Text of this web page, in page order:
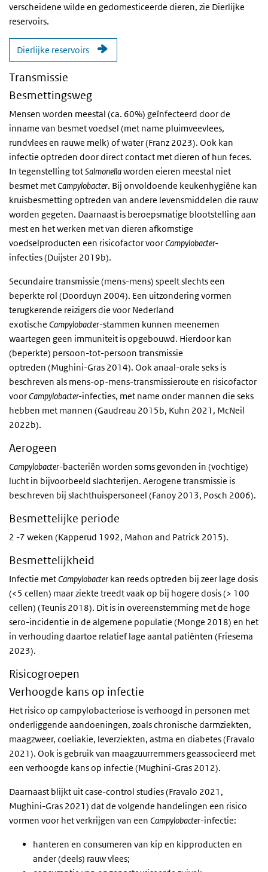
verscheidene wilde en gedomesticeerde dieren, zie Dierlijke
reservoirs.
Dierlijke reservoirs
Transmissie
Besmettingsweg
Mensen worden meestal (ca. 60%) geïnfecteerd door de
inname van besmet voedsel (met name pluimveevlees,
rundvlees en rauwe melk) of water (Franz 2023). Ook kan
infectie optreden door direct contact met dieren of hun feces.
In tegenstelling totSalmonellaworden eieren meestal niet
besmet met Campylobacter. Bij onvoldoende keukenhygiëne kan
kruisbesmetting optreden van andere levensmiddelen die rauw
worden gegeten. Daarnaast is beroepsmatige blootstelling aan
mest en het werken met van dieren afkomstige
voedselproducten een risicofactor voor Campylobacter-
infecties (Duijster 2019b).
Secundaire transmissie (mens-mens) speelt slechts een
beperkte rol (Doorduyn 2004). Een uitzondering vormen
terugkerende reizigers die voor Nederland
exotische Campylobacter-stammen kunnen meenemen
waartegen geen immuniteit is opgebouwd. Hierdoor kan
(beperkte) persoon-tot-persoon transmissie
optreden (Mughini-Gras 2014). Ook anaal-orale seks is
beschreven als mens-op-mens-transmissieroute en risicofactor
voor Campylobacter-infecties, met name onder mannen die seks
hebben met mannen (Gaudreau 2015b, Kuhn 2021, McNeil
2022b).
Aerogeen
Campylobacter-bacteriën worden soms gevonden in (vochtige)
lucht in bijvoorbeeld slachterijen. Aerogene transmissie is
beschreven bij slachthuispersoneel (Fanoy 2013, Posch 2006).
Besmettelijke periode
2 -7 weken (Kapperud 1992, Mahon and Patrick 2015).
Besmettelijkheid
Infectie met Campylobacter kan reeds optreden bij zeer lage dosis
(<5 cellen) maar ziekte treedt vaak op bij hogere dosis (> 100
cellen) (Teunis 2018). Dit is in overeenstemming met de hoge
sero-incidentie in de algemene populatie (Monge 2018) en het
in verhouding daartoe relatief lage aantal patiënten (Friesema
2023).
Risicogroepen
Verhoogde kans op infectie
Het risico op campylobacteriose is verhoogd in personen met
onderliggende aandoeningen, zoals chronische darmziekten,
maagzweer, coeliakie, leverziekten, astma en diabetes (Fravalo
2021). Ook is gebruik van maagzuurremmers geassocieerd met
een verhoogde kans op infectie (Mughini-Gras 2012).
Daarnaast blijkt uit case-control studies (Fravalo 2021,
Mughini-Gras 2021) dat de volgende handelingen een risico
vormen voor het verkrijgen van een Campylobacter-infectie:
hanteren en consumeren van kip en kipproducten en
ander (deels) rauw vlees;